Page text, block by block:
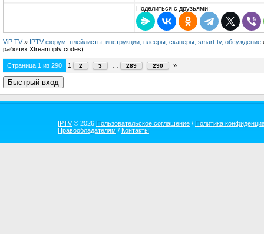
Поделиться с друзьями:
ViP TV » IPTV форум: плейлисты, инструкции, плееры, сканеры, smart-tv, обсуждение
рабочих Xtream iptv codes)
Страница 1 из 290 1 2 3 289 290 »
IPTV© 2026 Пользовательское соглашение / Политика
Правообладателям / Контакты